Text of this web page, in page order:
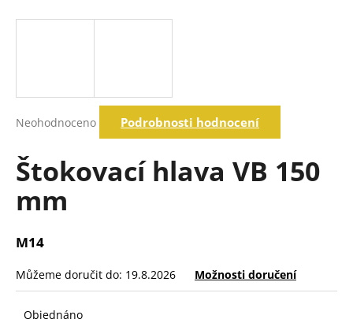
hodnocení
je
0,0
5
Neohodnoceno Podrobnosti hodnocení
Štokovací hlava VB 150
mm
M14
Můžeme doručit do: 19.8.2026 Možnosti doručení
Objednáno
a
?
Hledat
o
o
r
u